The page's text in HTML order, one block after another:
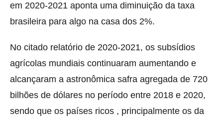
em 2020-2021 aponta uma diminuição da taxa
brasileira para algo na casa dos 2%.
No citado relatório de 2020-2021, os subsídios
agrícolas mundiais continuaram aumentando e
alcançaram a astronômica safra agregada de 720
bilhões de dólares no período entre 2018 e 2020,
sendo que os países ricos , principalmente os da